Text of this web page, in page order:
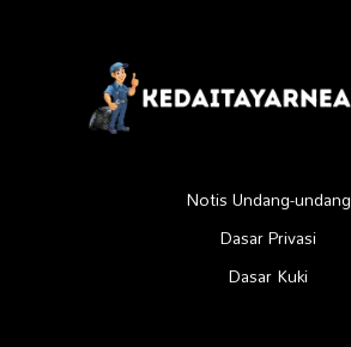
Notis Undang-undang
Dasar Privasi
Dasar Kuki